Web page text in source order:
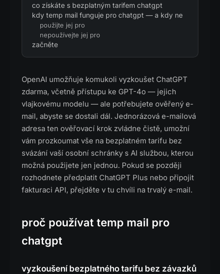
co získáte s bezplatným tarifem chatgpt
kdy temp mail funguje pro chatgpt — a kdy ne
použijte jej pro
nepoužívejte jej pro
začněte
OpenAI umožňuje komukoli vyzkoušet ChatGPT
zdarma, včetně přístupu ke GPT-4o — jejich
vlajkovému modelu — ale potřebujete ověřený e-
mail, abyste se dostali dál. Jednorázová e-mailová
adresa ten ověřovací krok zvládne čistě, umožní
vám prozkoumat vše na bezplatném tarifu bez
svázání vaší osobní schránky s AI službou, kterou
možná použijete jen jednou. Pokud se později
rozhodnete předplatit ChatGPT Plus nebo připojit
fakturaci API, přejděte v tu chvíli na trvalý e-mail.
proč používat temp mail pro
chatgpt
vyzkoušení bezplatného tarifu bez závazků